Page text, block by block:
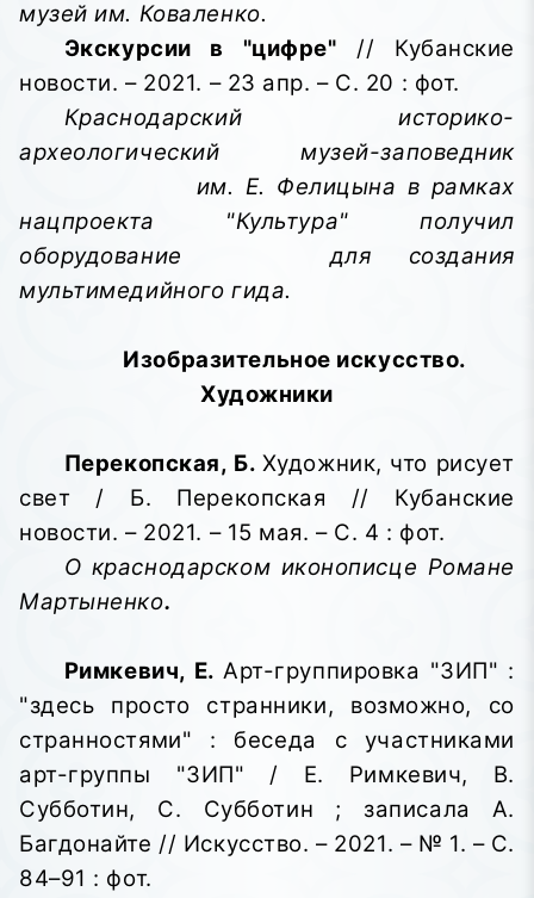
музей им. Коваленко.
Экскурсии в "цифре" // Кубанские
новости. – 2021. – 23 апр. – С. 20 : фот.
Краснодарский историко-
археологический музей-заповедник
им. Е. Фелицына в рамках
нацпроекта "Культура" получил
оборудование
для создания
мультимедийного гида.
Изобразительное искусство.
Художники
Перекопская, Б. Художник, что рисует
свет / Б. Перекопская // Кубанские
новости. – 2021. – 15 мая. – С. 4 : фот.
О краснодарском иконописце Романе
Мартыненко.
Римкевич, Е.Арт-группировка "ЗИП" :
"здесь просто странники, возможно, со
странностями" : беседа с участниками
арт-группы "ЗИП" / Е. Римкевич, В.
Субботин, С. Субботин ; записала А.
Багдонайте // Искусство. – 2021. – № 1. – С.
84–91 : фот.